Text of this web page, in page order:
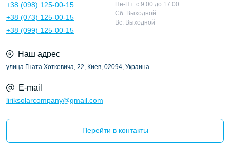
+38 (098) 125-00-15
+38 (073) 125-00-15
+38 (099) 125-00-15
Пн-Пт: с 9:00 до 17:00
Сб: Выходной
Вс: Выходной
Наш адрес
улица Гната Хоткевича, 22, Киев, 02094, Украина
E-mail
liriksolarcompany@gmail.com
Перейти в контакты